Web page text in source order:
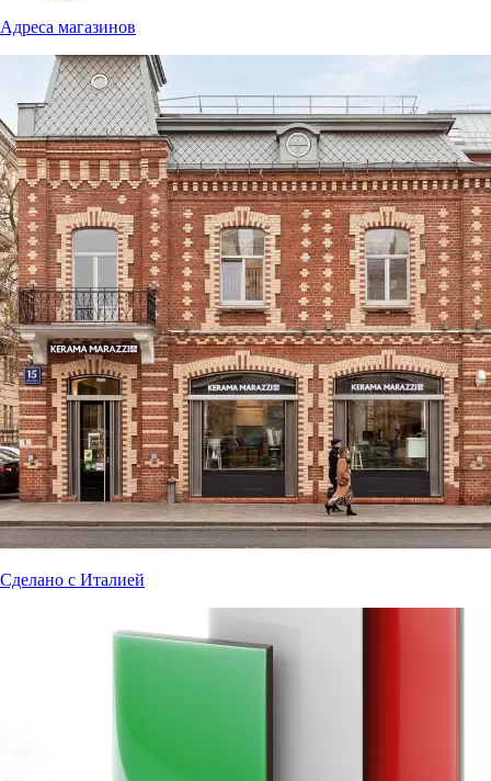
Адреса магазинов
Сделано с Италией